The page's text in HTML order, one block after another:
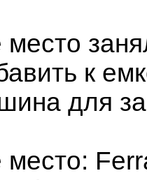
место
к
для
место: